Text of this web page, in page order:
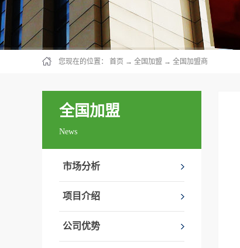
您现在的位置： 首页 → 全国加盟 → 全国加盟商
全国加盟
News
市场分析
项目介绍
公司优势